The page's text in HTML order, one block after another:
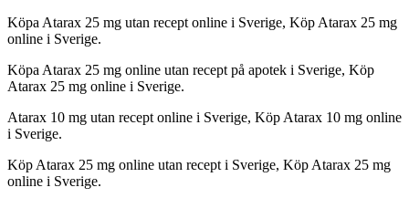
Köpa Atarax 25 mg utan recept online i Sverige, Köp Atarax 25 mg
online i Sverige.
Köpa Atarax 25 mg online utan recept på apotek i Sverige, Köp
Atarax 25 mg online i Sverige.
Atarax 10 mg utan recept online i Sverige, Köp Atarax 10 mg online
i Sverige.
Köp Atarax 25 mg online utan recept i Sverige, Köp Atarax 25 mg
online i Sverige.